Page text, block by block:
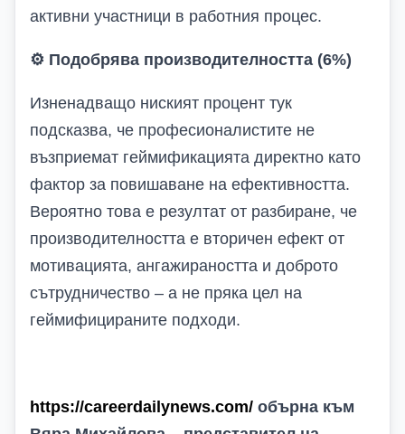
активни участници в работния процес.
⚙️ Подобрява производителността (6%)
Изненадващо ниският процент тук
подсказва, че професионалистите не
възприемат геймификацията директно като
фактор за повишаване на ефективността.
Вероятно това е резултат от разбиране, че
производителността е вторичен ефект от
мотивацията, ангажираността и доброто
сътрудничество – а не пряка цел на
геймифицираните подходи.
https://careerdailynews.com/ обърна към